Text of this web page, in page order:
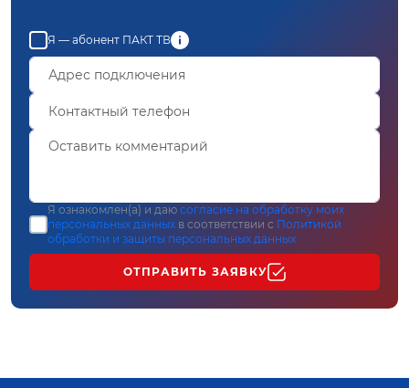
Я — абонент ПАКТ ТВ
Я ознакомлен(а) и даю согласие на обработку моих
персональных данных в соответствии с Политикой
обработки и защиты персональных данных
ОТПРАВИТЬ ЗАЯВКУ